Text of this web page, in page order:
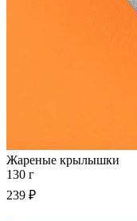
Жареные крылышки
130 г
239 ₽